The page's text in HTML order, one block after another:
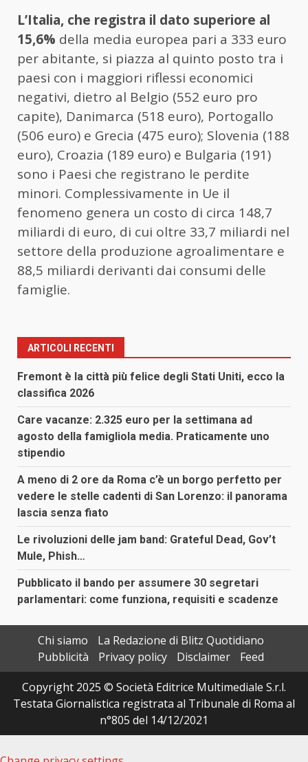
L’Italia, che registra il dato superiore al
15,6% della media europea pari a 333 euro
per abitante, si piazza al quinto posto tra i
paesi con i maggiori riflessi economici
negativi, dietro al Belgio (552 euro pro
capite), Danimarca (518 euro), Portogallo
(506 euro) e Grecia (475 euro); Slovenia (188
euro), Croazia (189 euro) e Bulgaria (191)
sono i Paesi che registrano le perdite
minori. Complessivamente in Ue il
fenomeno genera un costo di circa 148,7
miliardi di euro, di cui oltre 33,7 miliardi nel
settore della produzione agroalimentare e
88,5 miliardi derivanti dai consumi delle
famiglie.
ARTICOLI RECENTI
Fremont è la città più felice degli Stati Uniti, ecco la
classifica 2026
Care vacanze: 2.325 euro per la settimana ad
agosto della famigliola media. Praticamente uno
stipendio
A meno di 2 ore da Roma c’è un borgo perfetto per
vedere le stelle cadenti di San Lorenzo: il panorama
lascia senza fiato
Le rivoluzioni delle jam band: Grateful Dead, Gov’t
Mule, Phish…
Pubblicato il bando per assumere 30 segretari
parlamentari: come funziona, requisiti e scadenze
Chi siamo
La Redazione di Blitz Quotidiano
Pubblicità
Privacy policy Disclaimer
Feed
Copyright 2025 © Società Editrice Multimediale S.r.l.
Testata Giornalistica registrata al Tribunale di Roma al
n°805 del 14/12/2021